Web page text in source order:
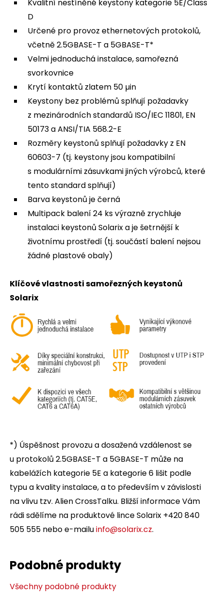
Kvalitní nestíněné keystony kategorie 5E/Class
D
Určené pro provoz ethernetových protokolů,
včetně 2.5GBASE-T a 5GBASE-T*
Velmi jednoduchá instalace, samořezná
svorkovnice
Krytí kontaktů zlatem 50 µin
Keystony bez problémů splňují požadavky
z mezinárodních standardů ISO/IEC 11801, EN
50173 a ANSI/TIA 568.2-E
Rozměry keystonů splňují požadavky z EN
60603-7 (tj. keystony jsou kompatibilní
s modulárními zásuvkami jiných výrobců, které
tento standard splňují)
Barva keystonů je černá
Multipack balení 24 ks výrazně zrychluje
instalaci keystonů Solarix a je šetrnější k
životnímu prostředí (tj. součástí balení nejsou
žádné plastové obaly)
Klíčové vlastnosti samořezných keystonů
Solarix
*) Úspěšnost provozu a dosažená vzdálenost se
u protokolů 2.5GBASE-T a 5GBASE-T může na
kabelážích kategorie 5E a kategorie 6 lišit podle
typu a kvality instalace, a to především v závislosti
na vlivu tzv. Alien CrossTalku. Bližší informace Vám
rádi sdělíme na produktové lince Solarix +420 840
505 555 nebo e-mailuinfo@solarix.cz.
Podobné produkty
Všechny podobné produkty